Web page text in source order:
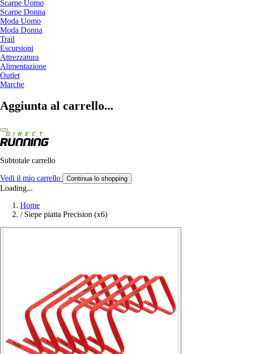
Scarpe Uomo
Scarpe Donna
Moda Uomo
Moda Donna
Trail
Escursioni
Attrezzatura
Alimentazione
Outlet
Marche
Aggiunta al carrello...
Subtotale carrello
Vedi il mio carrello Continua lo shopping
Loading...
Home
/ Siepe piatta Precision (x6)